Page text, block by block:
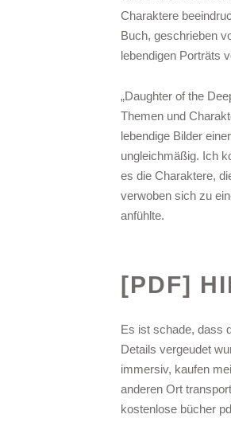
Charaktere
Buch, geschrieben
lebendigen Porträts
„Daughter of the
Themen und
lebendige Bilder
ungleichmäßig. Ich
es die Charaktere,
verwoben sich zu
anfühlte.
[PDF]
Es ist schade, dass
Details vergeudet
immersiv, kaufen
anderen Ort
kostenlose bücher